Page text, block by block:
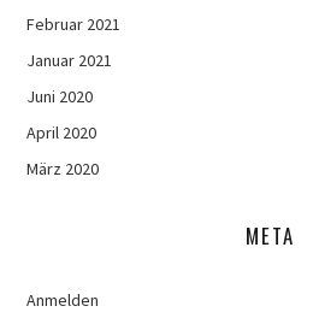
Februar 2021
Januar 2021
Juni 2020
April 2020
März 2020
META
Anmelden